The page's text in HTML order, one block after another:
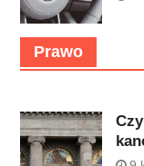
Prawo